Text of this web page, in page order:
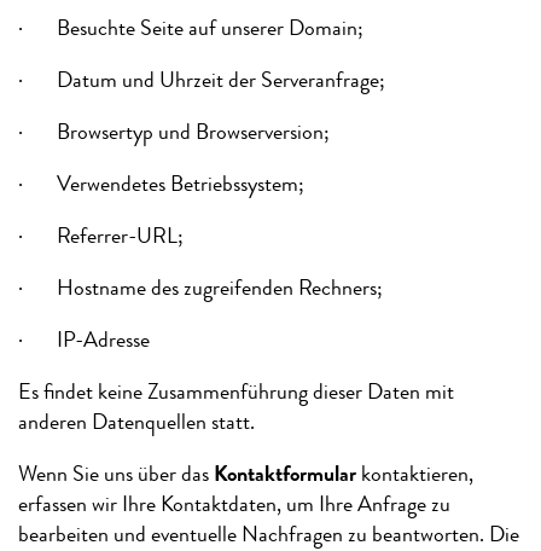
· Besuchte Seite auf unserer Domain;
· Datum und Uhrzeit der Serveranfrage;
· Browsertyp und Browserversion;
· Verwendetes Betriebssystem;
· Referrer-URL;
· Hostname des zugreifenden Rechners;
· IP-Adresse
Es findet keine Zusammenführung dieser Daten mit
anderen Datenquellen statt.
Wenn Sie uns über das Kontaktformular kontaktieren,
erfassen wir Ihre Kontaktdaten, um Ihre Anfrage zu
bearbeiten und eventuelle Nachfragen zu beantworten. Die